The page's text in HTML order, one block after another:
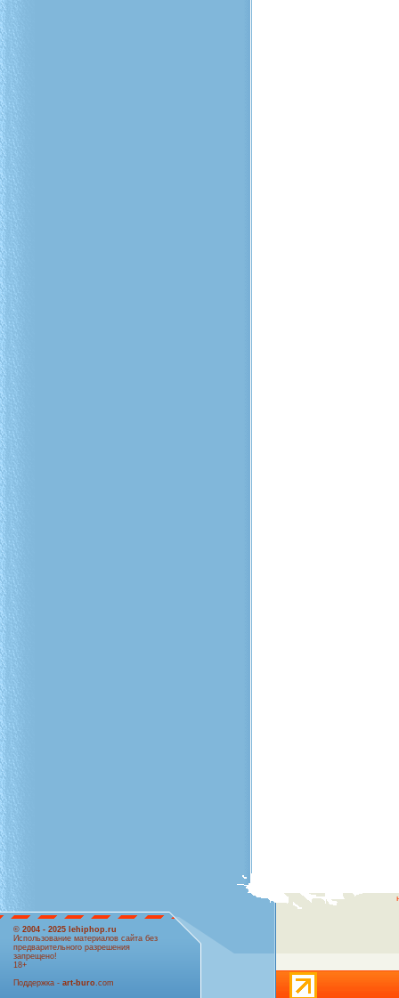
© 2004 - 2025 lehiphop.ru
Использование материалов сайта без
предварительного разрешения
запрещено!
18+
Поддержка - art-buro.com